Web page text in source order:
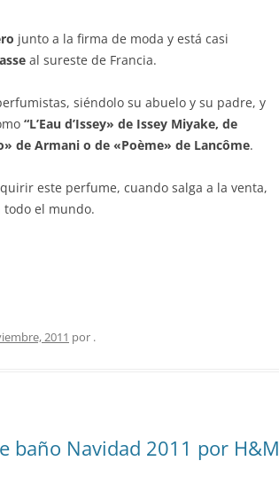
junto a la firma de moda y está casi
al sureste de Francia.
siéndolo su abuelo y su padre, y
“L’Eau d’Issey» de Issey Miyake, de
de Armani o de «Poème» de Lancôme.
este perfume, cuando salga a la venta,
todo el mundo.
2011 por .
baño Navidad 2011 por H&M